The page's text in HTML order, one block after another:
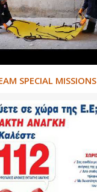
SPECIAL MISSIONS